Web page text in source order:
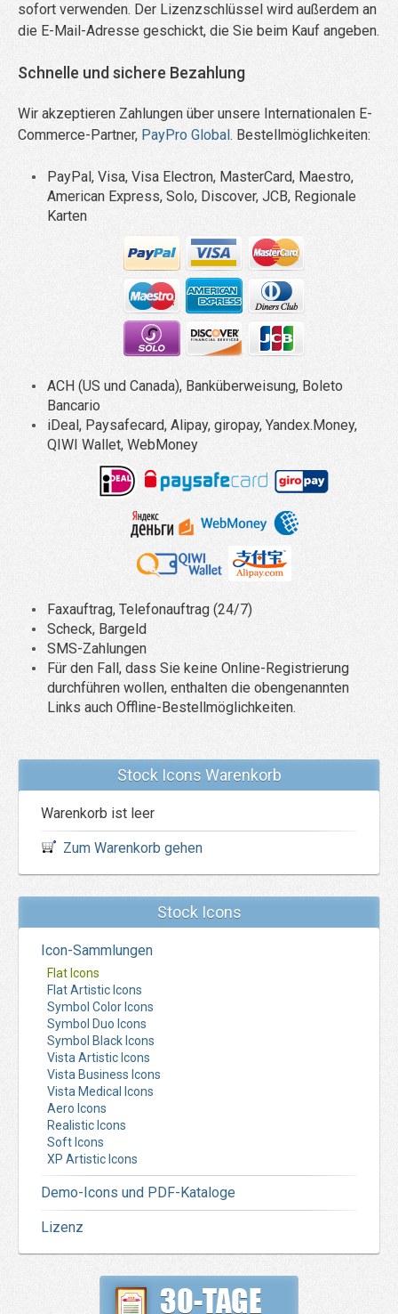
sofort verwenden. Der Lizenzschlüssel wird außerdem an
die E-Mail-Adresse geschickt, die Sie beim Kauf angeben.
Schnelle und sichere Bezahlung
Wir akzeptieren Zahlungen über unsere Internationalen E-
Commerce-Partner, PayPro Global. Bestellmöglichkeiten:
PayPal, Visa, Visa Electron, MasterCard, Maestro,
American Express, Solo, Discover, JCB, Regionale
Karten
ACH (US und Canada), Banküberweisung, Boleto
Bancario
iDeal, Paysafecard, Alipay, giropay, Yandex.Money,
QIWI Wallet, WebMoney
Faxauftrag, Telefonauftrag (24/7)
Scheck, Bargeld
SMS-Zahlungen
Für den Fall, dass Sie keine Online-Registrierung
durchführen wollen, enthalten die obengenannten
Links auch Offline-Bestellmöglichkeiten.
Stock Icons Warenkorb
Warenkorb ist leer
Zum Warenkorb gehen
Stock Icons
Icon-Sammlungen
Flat Icons
Flat Artistic Icons
Symbol Color Icons
Symbol Duo Icons
Symbol Black Icons
Vista Artistic Icons
Vista Business Icons
Vista Medical Icons
Aero Icons
Realistic Icons
Soft Icons
XP Artistic Icons
Demo-Icons und PDF-Kataloge
Lizenz